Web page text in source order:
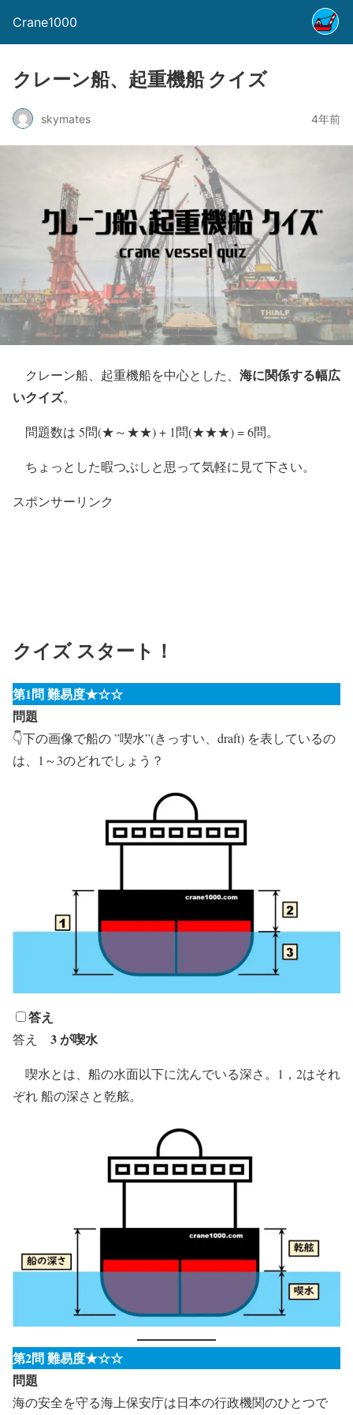
Crane1000
クレーン船、起重機船 クイズ
skymates 4年前
クレーン船、起重機船を中心とした、 海に関係する幅広
いクイズ。
問題数は 5問(★～★★) + 1問(★★★) = 6問。
ちょっとした暇つぶしと思って気軽に見て下さい。
スポンサーリンク
クイズ スタート！
第1問 難易度★☆☆
問題
👇下の画像で船の ”喫水”(きっすい、draft) を表しているの
は、1～3のどれでしょう？
答え
答え 3 が喫水
喫水とは、船の水面以下に沈んでいる深さ。1，2はそれ
ぞれ 船の深さと乾舷。
第2問 難易度★☆☆
問題
海の安全を守る海上保安庁は日本の行政機関のひとつで